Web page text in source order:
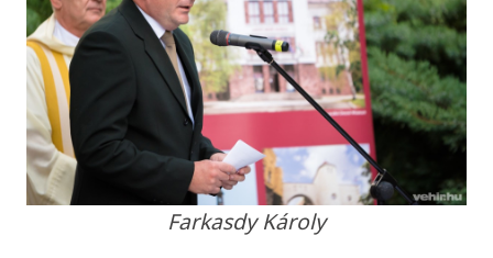
Farkasdy Károly